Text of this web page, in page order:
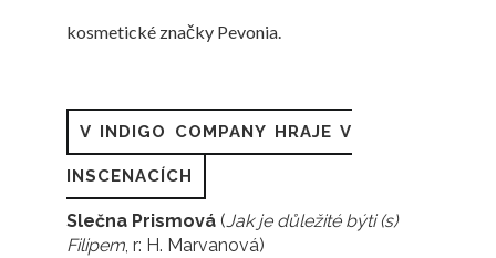
kosmetické značky Pevonia.
V INDIGO COMPANY HRAJE V
INSCENACÍCH
Slečna Prismová(Jak je důležité býti (s)
Filipem, r: H. Marvanová)